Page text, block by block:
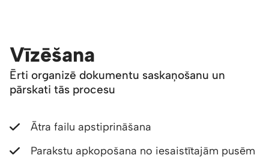
Ātra failu apstiprināšana
Parakstu apkopošana no iesaistītajām pusēm
Vīzēšana
Ērti organizē dokumentu saskaņošanu un
pārskati tās procesu